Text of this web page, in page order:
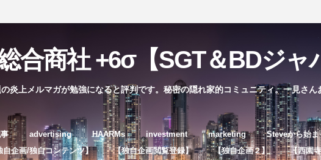
合商社 +6σ【SGT＆BDジャ
炎上メルマガが勉強になると評判です。秘密の隠れ家的コミュニティ。一見さ
コ
ン
advertising HAARMs investment marketing
Steveから始ま
自企画/独自コンテンツ】 【独自企画閲覧登録】 【独自企画２】
【西園